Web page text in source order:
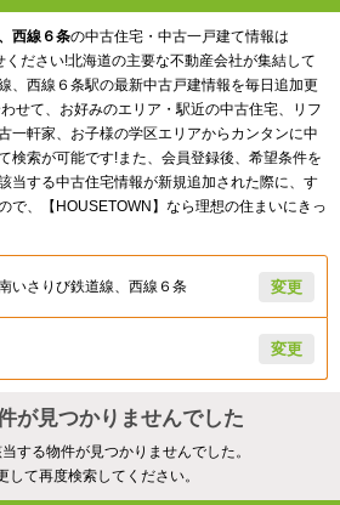
西線６条の中古住宅・中古一戸建て情報は
ください!北海道の主要な不動産会社が集結して
、西線６条駅の最新中古戸建情報を毎日追加更
せて、お好みのエリア・駅近の中古住宅、リフ
一軒家、お子様の学区エリアからカンタンに中
検索が可能です!また、会員登録後、希望条件を
当する中古住宅情報が新規追加された際に、す
で、【HOUSETOWN】なら理想の住まいにきっ
いさりび鉄道線、西線６条 変更
変更
が見つかりませんでした
する物件が見つかりませんでした。
して再度検索してください。